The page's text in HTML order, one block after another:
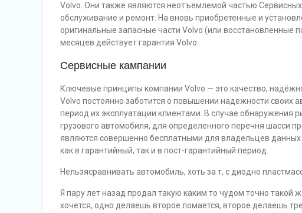
Volvo. Они также являются неотъемлемой частью
обслуживание и ремонт. На вновь приобретенные и
оригинальные запасные части Volvo (или восстановленные
месяцев действует гарантия Volvo.
Сервисные кампании
Ключевые принципы компании Volvo — это качество,
Volvo постоянно заботится о повышении надежности своих
период их эксплуатации клиентами. В случае обнаружения
грузового автомобиля, для определенного перечня шасси
являются совершенно бесплатными для владельцев
как в гарантийный, так и в пост-гарантийный период.
Нельзясравнивать автомобиль, хоть за т, с диодно
Я пару лет назад продал такую каким то чудом точно такой
хочется, одно делаешь второе ломается, второе делаешь